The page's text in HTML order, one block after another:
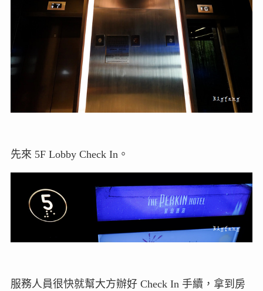
先來 5F Lobby Check In。
服務人員很快就幫大方辦好 Check In 手續，拿到房